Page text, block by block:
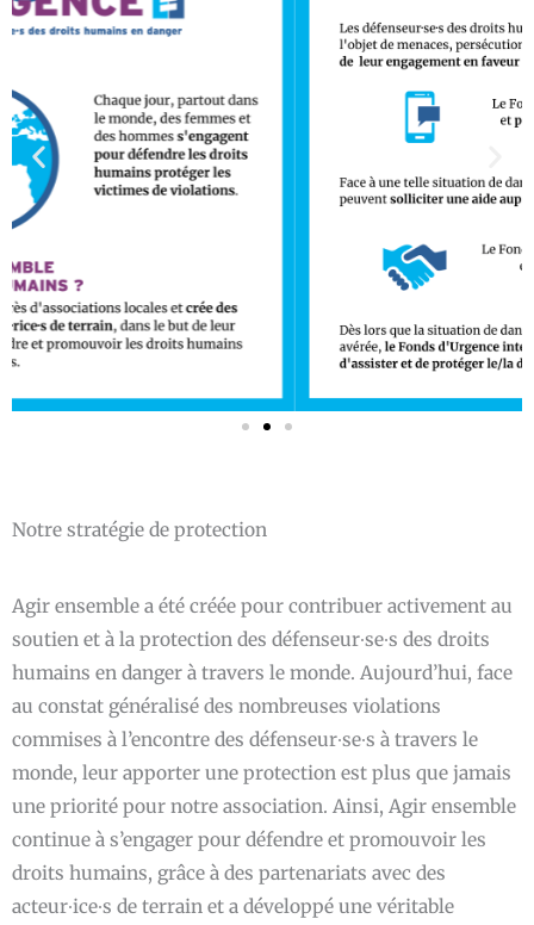
Notre stratégie de protection
Agir ensemble a été créée pour contribuer activement au
soutien et à la protection des défenseur∙se∙s des droits
humains en danger à travers le monde. Aujourd’hui, face
au constat généralisé des nombreuses violations
commises à l’encontre des défenseur∙se∙s à travers le
monde, leur apporter une protection est plus que jamais
une priorité pour notre association. Ainsi, Agir ensemble
continue à s’engager pour défendre et promouvoir les
droits humains, grâce à des partenariats avec des
acteur∙ice∙s de terrain et a développé une véritable